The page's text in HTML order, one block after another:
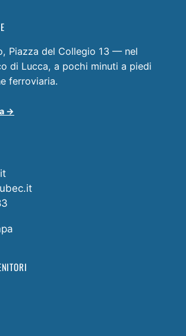
Piazza del Collegio 13 — nel
di Lucca, a pochi minuti a piedi
ferroviaria.
→